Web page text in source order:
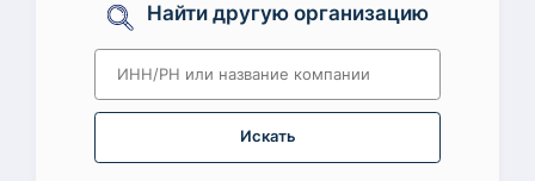
Найти другую организацию
Искать